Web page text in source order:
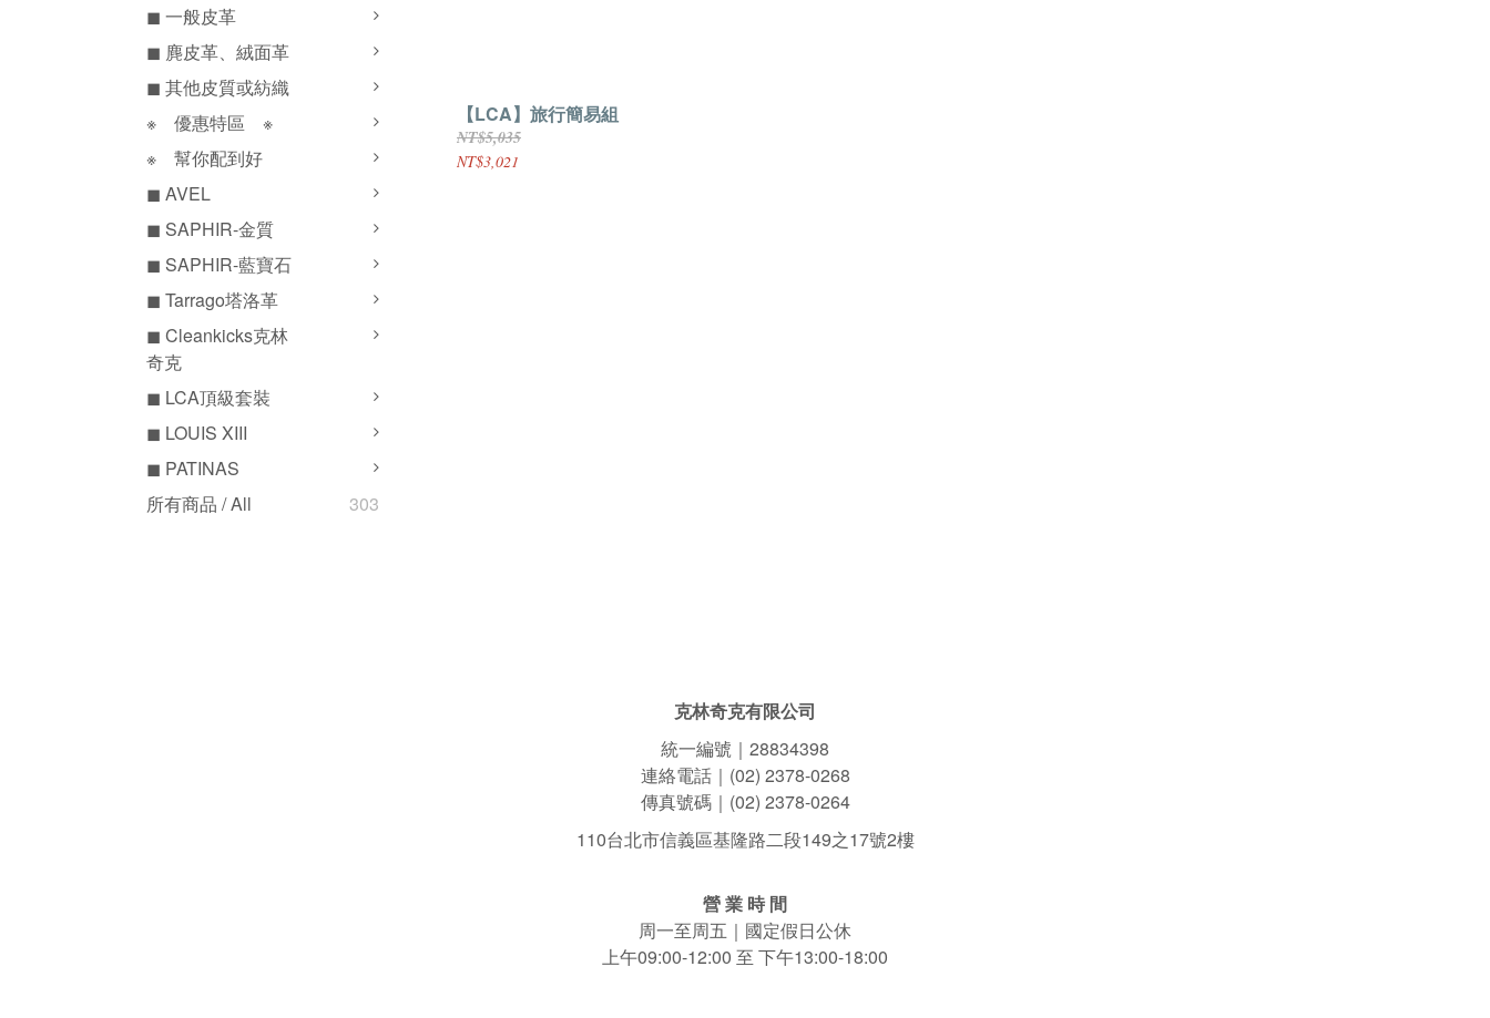
◼ 一般皮革
◼ 麂皮革、絨面革
◼ 其他皮質或紡織
※ 優惠特區 ※
※ 幫你配到好
◼ AVEL
◼ SAPHIR-金質
◼ SAPHIR-藍寶石
◼ Tarrago塔洛革
◼ Cleankicks克林
奇克
◼ LCA頂級套裝
◼ LOUIS XIII
◼ PATINAS
所有商品 / All
303
【LCA】旅行簡易組
NT$5,035
NT$3,021
克林奇克有限公司
統一編號｜28834398
連絡電話｜(02) 2378-0268
傳真號碼｜(02) 2378-0264
110台北市信義區基隆路二段149之17號2樓
營 業 時 間
周一至周五｜國定假日公休
上午09:00-12:00 至 下午13:00-18:00